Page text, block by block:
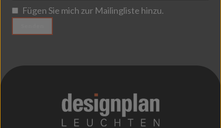
Fügen Sie mich zur Mailingliste hinzu.